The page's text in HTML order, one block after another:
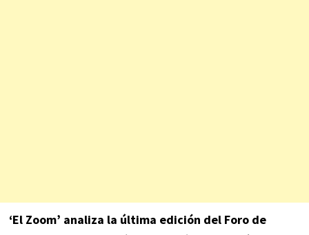
‘El Zoom’ analiza la última edición del Foro de